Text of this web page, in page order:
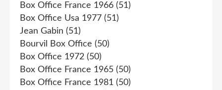
Box Office France 1966 (51)
Box Office Usa 1977 (51)
Jean Gabin (51)
Bourvil Box Office (50)
Box Office 1972 (50)
Box Office France 1965 (50)
Box Office France 1981 (50)